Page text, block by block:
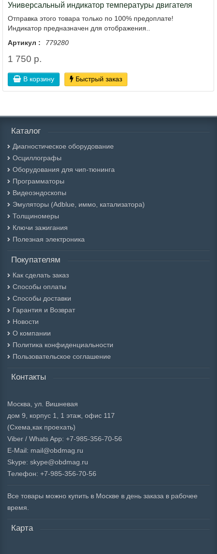
Универсальный индикатор температуры двигателя
Отправка этого товара только по 100% предоплате!
Индикатор предназначен для отображения..
Артикул :
779280
1 750 р.
В корзину Быстрый заказ
Каталог
Диагностическое оборудование
Осциллографы
Оборудования для чип-тюнинга
Программаторы
Видеоэндоскопы
Эмуляторы (Adblue, иммо, катализатора)
Толщиномеры
Ключи зажигания
Полезная электроника
Покупателям
Как сделать заказ
Способы оплаты
Способы доставки
Гарантия и Возврат
Новости
О компании
Политика конфиденциальности
Пользовательское соглашение
Контакты
Москва, ул. Вишневая
дом 9, корпус 1, 1 этаж, офис 117
(Схема, как проехать)
Viber / Whats App: +7-985-356-70-56
E-Mail: mail@obdmag.ru
Skype: skype@obdmag.ru
Телефон: +7-985-356-70-56
Все товары можно купить в Москве в день заказа в рабочее
время.
Карта